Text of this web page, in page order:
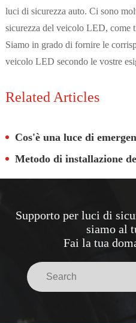
luci di sicurezza auto. Ci sono
sicurezza del veicolo LED, come
Siamo in grado di fornire le
veicolo LED secondo le vostre
Related Articles
Cos'è una luce di
Metodo di installazione dei
Supporto per luci di
siamo al
Fai la tua